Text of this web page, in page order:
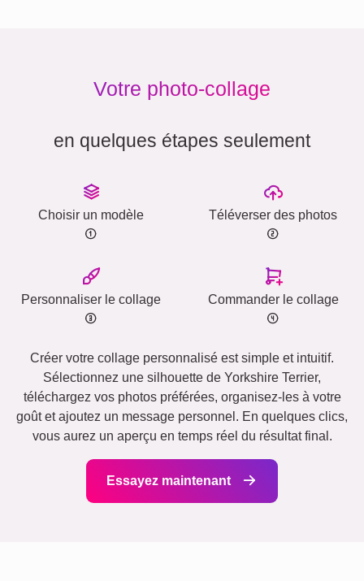
Votre photo-collage
en quelques étapes seulement
Choisir un modèle Téléverser des photos
Personnaliser le collage Commander le collage
Créer votre collage personnalisé est simple et intuitif.
Sélectionnez une silhouette de Yorkshire Terrier,
téléchargez vos photos préférées, organisez-les à votre
goût et ajoutez un message personnel. En quelques clics,
vous aurez un aperçu en temps réel du résultat final.
Essayez maintenant